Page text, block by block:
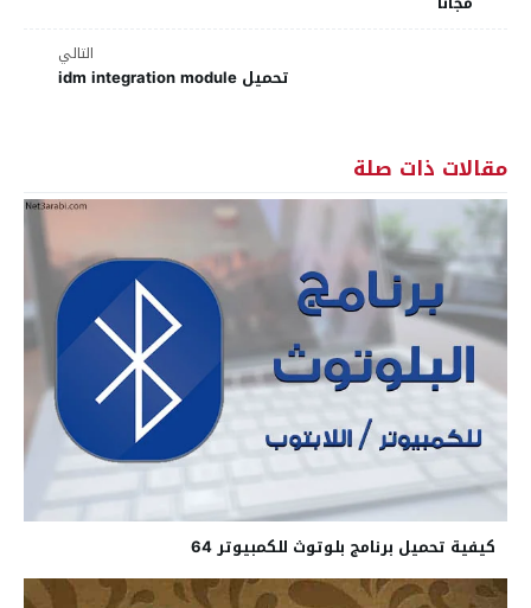
التالي
تحميل idm integration module
مقالات ذات صلة
كيفية تحميل برنامج بلوتوث للكمبيوتر 64